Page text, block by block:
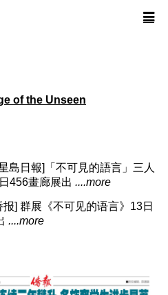
of the Unseen
島日報]「不可見的語言」三人
456畫廊展出 ....more
] 群展《不可见的语言》13日
....more